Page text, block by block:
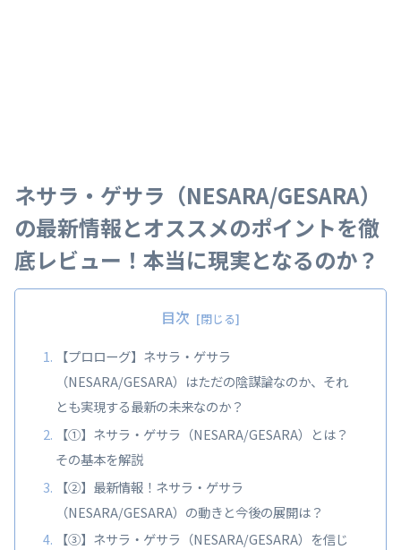
ネサラ・ゲサラ（NESARA/GESARA）
の最新情報とオススメのポイントを徹
底レビュー！本当に現実となるのか？
目次
【プロローグ】ネサラ・ゲサラ
（NESARA/GESARA）はただの陰謀論なのか、それ
とも実現する最新の未来なのか？
【①】ネサラ・ゲサラ（NESARA/GESARA）とは？
その基本を解説
【②】最新情報！ネサラ・ゲサラ
（NESARA/GESARA）の動きと今後の展開は？
【③】ネサラ・ゲサラ（NESARA/GESARA）を信じ